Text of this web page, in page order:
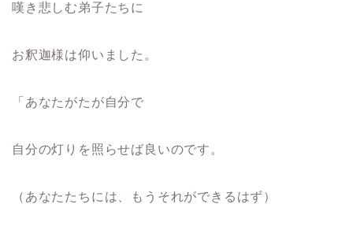
嘆き悲しむ弟子たちに
お釈迦様は仰いました。
「あなたがたが自分で
自分の灯りを照らせば良いのです。
（あなたたちには、もうそれができるはず）